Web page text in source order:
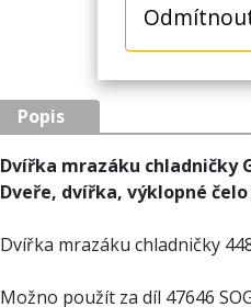
Popis
Dvířka mrazáku chladničky
Dveře, dvířka, výklopné čelo
Dvířka mrazáku chladničky
Možno použít za díl 47646